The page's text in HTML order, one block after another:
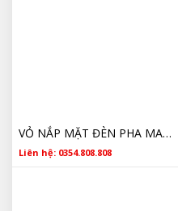
VỎ NẮP MẶT ĐÈN PHA MAZDA BT50 GIÁ RẺ
Liên hệ: 0354.808.808